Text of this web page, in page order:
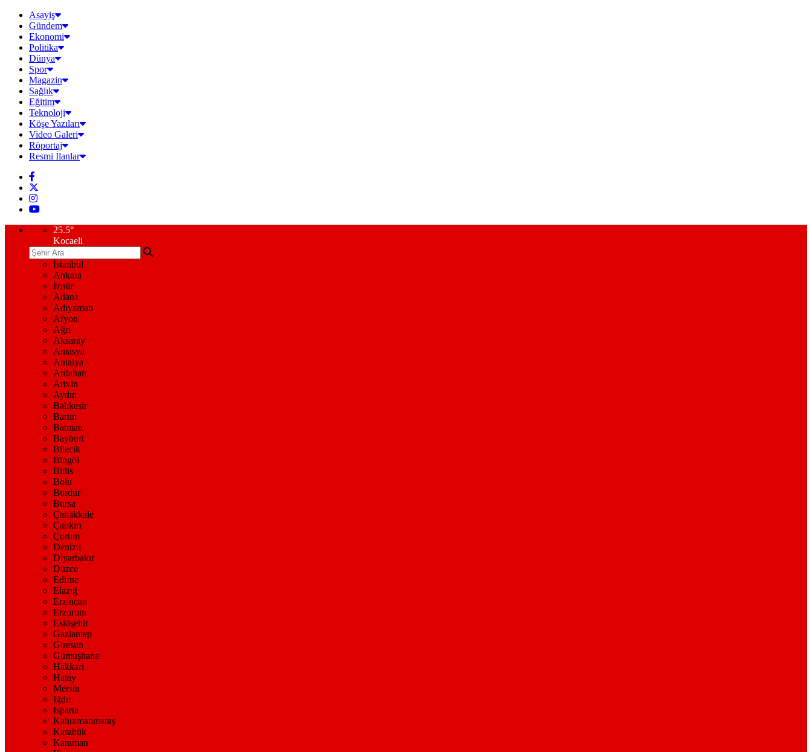
Asayiş
Gündem
Ekonomi
Politika
Dünya
Spor
Magazin
Sağlık
Eğitim
Teknoloji
Köşe Yazıları
Video Galeri
Röportaj
Resmi İlanlar
25.5°
Kocaeli
İstanbul
Ankara
İzmir
Adana
Adıyaman
Afyon
Ağrı
Aksaray
Amasya
Antalya
Ardahan
Artvin
Aydın
Balıkesir
Bartın
Batman
Bayburt
Bilecik
Bingöl
Bitlis
Bolu
Burdur
Bursa
Çanakkale
Çankırı
Çorum
Denizli
Diyarbakır
Düzce
Edirne
Elazığ
Erzincan
Erzurum
Eskişehir
Gaziantep
Giresun
Gümüşhane
Hakkari
Hatay
Mersin
Iğdır
Isparta
Kahramanmaraş
Karabük
Karaman